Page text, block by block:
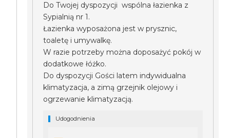
Do Twojej dyspozycji wspólna łazienka z
Sypialnią nr 1.
Łazienka wyposażona jest w prysznic,
toaletę i umywalkę.
W razie potrzeby można doposażyć pokój w
dodatkowe łóżko.
Do dyspozycji Gości latem indywidualna
klimatyzacja, a zimą grzejnik olejowy i
ogrzewanie klimatyzacją.
Udogodnienia